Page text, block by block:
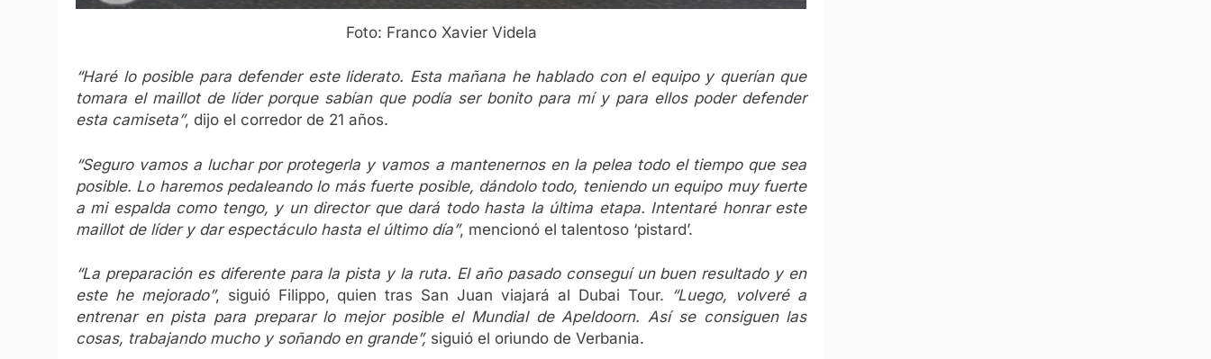
Foto: Franco Xavier Videla
“Haré lo posible para defender este liderato. Esta mañana he hablado con el equipo y querían que
tomara el maillot de líder porque sabían que podía ser bonito para mí y para ellos poder defender
esta camiseta”, dijo el corredor de 21 años.
“Seguro vamos a luchar por protegerla y vamos a mantenernos en la pelea todo el tiempo que sea
posible. Lo haremos pedaleando lo más fuerte posible, dándolo todo, teniendo un equipo muy fuerte
a mi espalda como tengo, y un director que dará todo hasta la última etapa. Intentaré honrar este
maillot de líder y dar espectáculo hasta el último día”, mencionó el talentoso ‘pistard’.
“La preparación es diferente para la pista y la ruta. El año pasado conseguí un buen resultado y en
este he mejorado”, siguió Filippo, quien tras San Juan viajará al Dubai Tour. “Luego, volveré a
entrenar en pista para preparar lo mejor posible el Mundial de Apeldoorn. Así se consiguen las
cosas, trabajando mucho y soñando en grande”, siguió el oriundo de Verbania.